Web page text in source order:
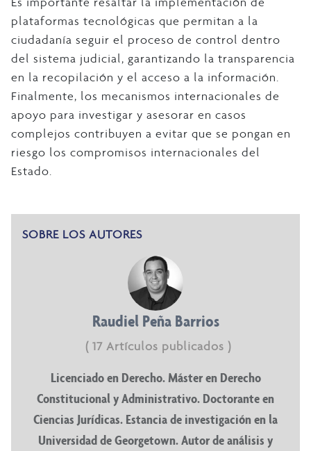
plataformas tecnológicas que permitan a la
ciudadanía seguir el proceso de control dentro
del sistema judicial, garantizando la transparencia
en la recopilación y el acceso a la información.
Finalmente, los mecanismos internacionales de
apoyo para investigar y asesorar en casos
complejos contribuyen a evitar que se pongan en
riesgo los compromisos internacionales del
Estado.
SOBRE LOS AUTORES
Raudiel Peña Barrios
( 17 Artículos publicados )
Licenciado en Derecho. Máster en Derecho
Constitucional y Administrativo. Doctorante en
Ciencias Jurídicas. Estancia de investigación en la
Universidad de Georgetown. Autor de análisis y